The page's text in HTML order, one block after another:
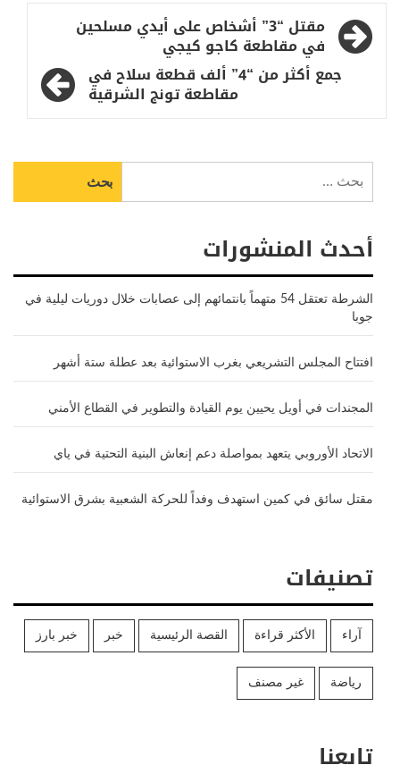
تصفّح
المقالات
مقتل “3” أشخاص على أيدي مسلحين
في مقاطعة كاجو كيجي
جمع أكثر من “4” ألف قطعة سلاح في
مقاطعة تونج الشرقية
عن:
أحدث المنشورات
الشرطة تعتقل 54 متهماً بانتمائهم إلى عصابات خلال دوريات ليلية في
جوبا
افتتاح المجلس التشريعي بغرب الاستوائية بعد عطلة ستة أشهر
المجندات في أويل يحيين يوم القيادة والتطوير في القطاع الأمني
الاتحاد الأوروبي يتعهد بمواصلة دعم إنعاش البنية التحتية في ياي
مقتل سائق في كمين استهدف وفداً للحركة الشعبية بشرق الاستوائية
تصنيفات
آراء الأكثر قراءة القصة الرئيسية خبر خبر بارز
رياضة غير مصنف